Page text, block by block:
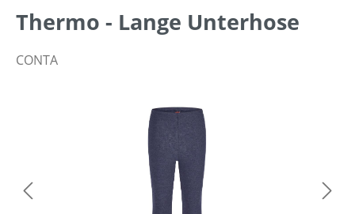
Thermo - Lange Unterhose
CONTA
Bildergalerie überspringen